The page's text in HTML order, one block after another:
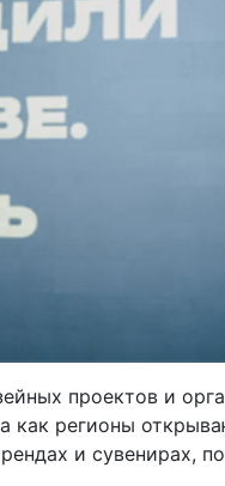
проектов и
как регионы
и сувенирах,